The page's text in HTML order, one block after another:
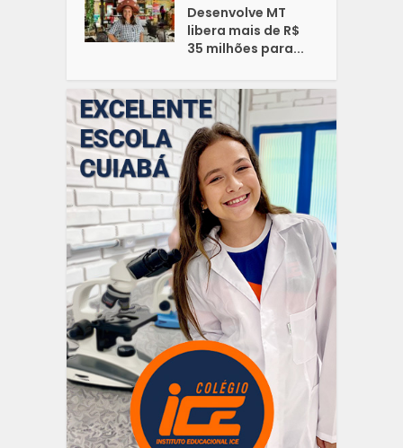
Desenvolve MT
libera mais de R$
35 milhões para...